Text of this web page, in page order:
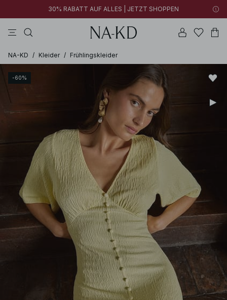
30% RABATT AUF ALLES | JETZT SHOPPEN
NA-KD / Kleider / Frühlingskleider
-60%